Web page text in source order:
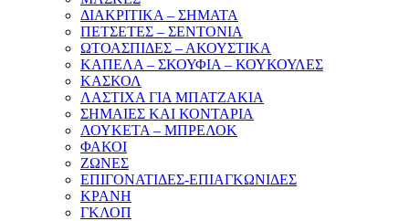
ΔΙΑΚΡΙΤΙΚΑ – ΣΗΜΑΤΑ
ΠΕΤΣΕΤΕΣ – ΣΕΝΤΟΝΙΑ
ΩΤΟΑΣΠΙΔΕΣ – ΑΚΟΥΣΤΙΚΑ
ΚΑΠΕΛΑ – ΣΚΟΥΦΙΑ – ΚΟΥΚΟΥΛΕΣ
ΚΑΣΚΟΛ
ΛΑΣΤΙΧΑ ΓΙΑ ΜΠΑΤΖΑΚΙΑ
ΣΗΜΑΙΕΣ ΚΑΙ ΚΟΝΤΑΡΙΑ
ΛΟΥΚΕΤΑ – ΜΠΡΕΛΟΚ
ΦΑΚΟΙ
ΖΩΝΕΣ
ΕΠΙΓΟΝΑΤΙΔΕΣ-ΕΠΙΑΓΚΩΝΙΔΕΣ
ΚΡΑΝΗ
ΓΚΛΟΠ